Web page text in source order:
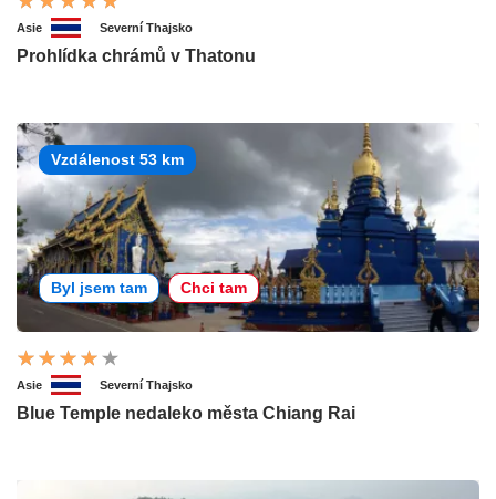
Asie Severní Thajsko
Prohlídka chrámů v Thatonu
Vzdálenost 53 km
Byl jsem tam Chci tam
Asie Severní Thajsko
Blue Temple nedaleko města Chiang Rai